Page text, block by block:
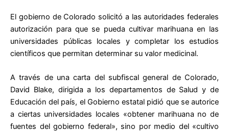
El gobierno de Colorado solicitó a las autoridades federales
autorización para que se pueda cultivar marihuana en las
universidades públicas locales y completar los estudios
científicos que permitan determinar su valor medicinal.
A través de una carta del subfiscal general de Colorado,
David Blake, dirigida a los departamentos de Salud y de
Educación del país, el Gobierno estatal pidió que se autorice
a ciertas universidades locales «obtener marihuana no de
fuentes del gobierno federal», sino por medio del «cultivo